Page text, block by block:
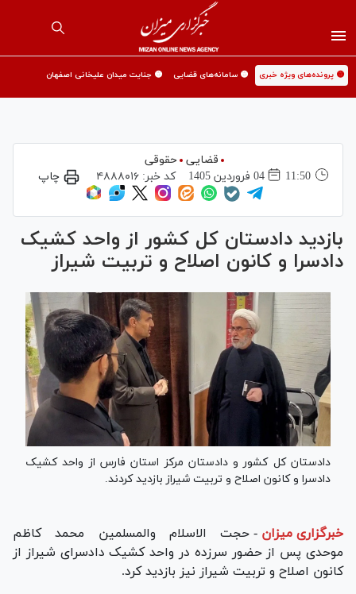
🟡 پرونده‌های ویژه خبری 🟡 سامانه‌های قضایی 🟡 جنایت میدان علیخانی اصفهان
قضایی حقوقی
11:50
04 فروردين 1405 کد خبر:۴۸۸۸۰۱۶ چاپ
بازدید دادستان کل کشور از واحد کشیک
دادسرا و کانون اصلاح و تربیت شیراز
دادستان کل کشور و دادستان مرکز استان فارس از واحد کشیک
دادسرا و کانون اصلاح و تربیت شیراز بازدید کردند.
خبرگزاری میزان - حجت الاسلام والمسلمین محمد کاظم
موحدی پس از حضور سرزده در واحد کشیک دادسرای شیراز از
کانون اصلاح و تربیت شیراز نیز بازدید کرد.